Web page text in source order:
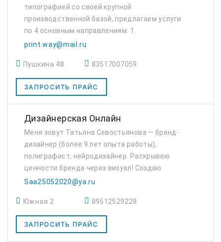
типографией со своей крупной
производственной базой, предлагаем услуги
по 4 основным направлениям: 1.
Полиграфическая продукция: Визитки,
каталоги, блокноты, наклейки и ...
print.way@mail.ru
Пушкина 48 83517007059
ЗАПРОСИТЬ ПРАЙС
Дизайнерская Онлайн
Меня зовут Татьяна Севостьянова — бренд-
дизайнер (более 9 лет опыта работы),
полиграфист, нейродизайнер. Раскрываю
ценности бренда через визуал! Создаю
эстетичный дизайн для роста и развития
услуг: ✅ Ра...
Saa25052020@ya.ru
Южная 2 89512529228
ЗАПРОСИТЬ ПРАЙС